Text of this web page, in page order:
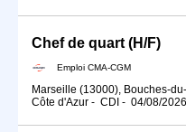
Chef de quart (H/F)
Emploi CMA-CGM
Marseille (13000), Bouches-
Côte d'Azur - CDI - 04/08/2026